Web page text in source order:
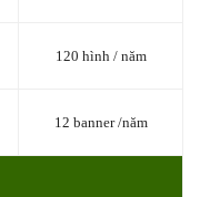
120 hình / năm
12 banner /năm